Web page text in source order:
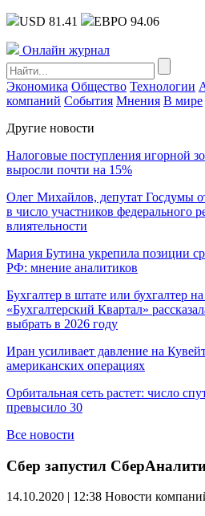
USD 81.41 ЕВРО 94.06
Онлайн журнал
Экономика Общество Технологии
компаний События Мнения В мире
Другие новости
Налоговые поступления игорной
выросли почти на 15%
Олег Михайлов, депутат Госдумы
в число участников федерального
влиятельности
Мария Бутина укрепила позиции
РФ: мнение аналитиков
Бухгалтер в штате или бухгалтер
«Бухгалтерский Квартал»
выбрать в 2026 году
Иран усиливает давление на
американских операциях
Орбитальная сеть растет: число
превысило 30
Все новости
Сбер запустил
14.10.2020 | 12:38 Новости